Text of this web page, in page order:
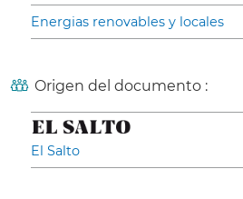
Energias renovables y locales
Origen del documento :
El Salto